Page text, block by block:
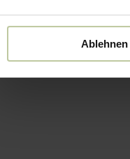
Ablehnen